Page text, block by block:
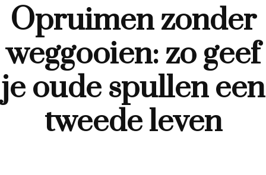
Opruimen zonder
weggooien: zo geef
je oude spullen een
tweede leven